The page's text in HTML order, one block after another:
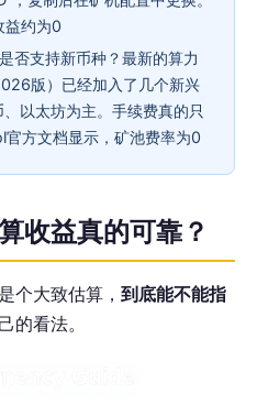
益约为0
否支持新币种？最新的算力
版）已经加入了几个新兴
以太坊为主。手续费真的只
方文档显示，矿池费率为0
收益真的可靠？
个大致估算， 到底能不能指
的看法。